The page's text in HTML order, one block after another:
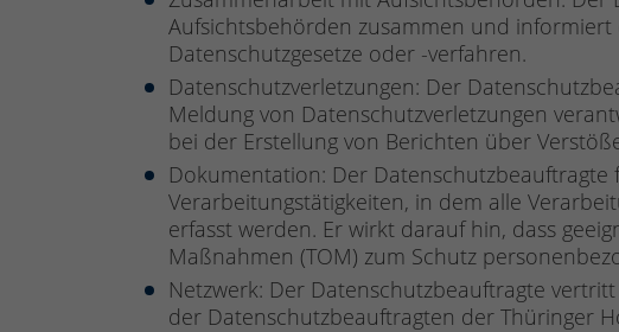
Aufsichtsbehörden zusammen und informiert
Datenschutzgesetze oder -verfahren.
Datenschutzverletzungen: Der
Meldung von Datenschutzverletzungen
bei der Erstellung von Berichten über
Dokumentation: Der Datenschutzbeauftragte
Verarbeitungstätigkeiten, in dem alle
erfasst werden. Er wirkt darauf hin, dass
Maßnahmen (TOM) zum Schutz
Netzwerk: Der Datenschutzbeauftragte
der Datenschutzbeauftragten der Thüringer